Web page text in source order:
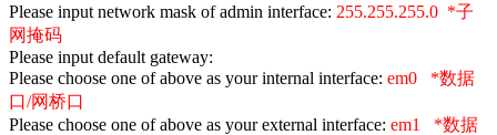
Please input network mask of admin interface: 255.255.255.0 *子
网掩码
Please input default gateway:
Please choose one of above as your internal interface: em0 *数据
口/网桥口
Please choose one of above as your external interface: em1 *数据